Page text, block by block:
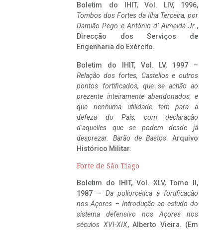
Boletim do IHIT, Vol. LIV, 1996,
Tombos dos Fortes da Ilha Terceira, por
Damião Pego e António d’ Almeida Jr.,
Direcção dos Serviços de
Engenharia do Exército.
Boletim do IHIT, Vol. LV, 1997 –
Relação dos fortes, Castellos e outros
pontos fortificados, que se achão ao
prezente inteiramente abandonados, e
que nenhuma utilidade tem para a
defeza do Pais, com declaração
d’aquelles que se podem desde já
desprezar. Barão de Bastos. Arquivo
Histórico Militar.
Forte de São Tiago
Boletim do IHIT, Vol. XLV, Tomo II,
1987 – Da poliorcética à fortificação
nos Açores – Introdução ao estudo do
sistema defensivo nos Açores nos
séculos XVI-XIX, Alberto Vieira. (Em